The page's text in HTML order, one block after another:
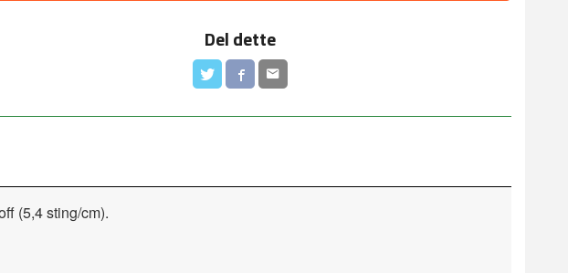
Del dette
(5,4 sting/cm).